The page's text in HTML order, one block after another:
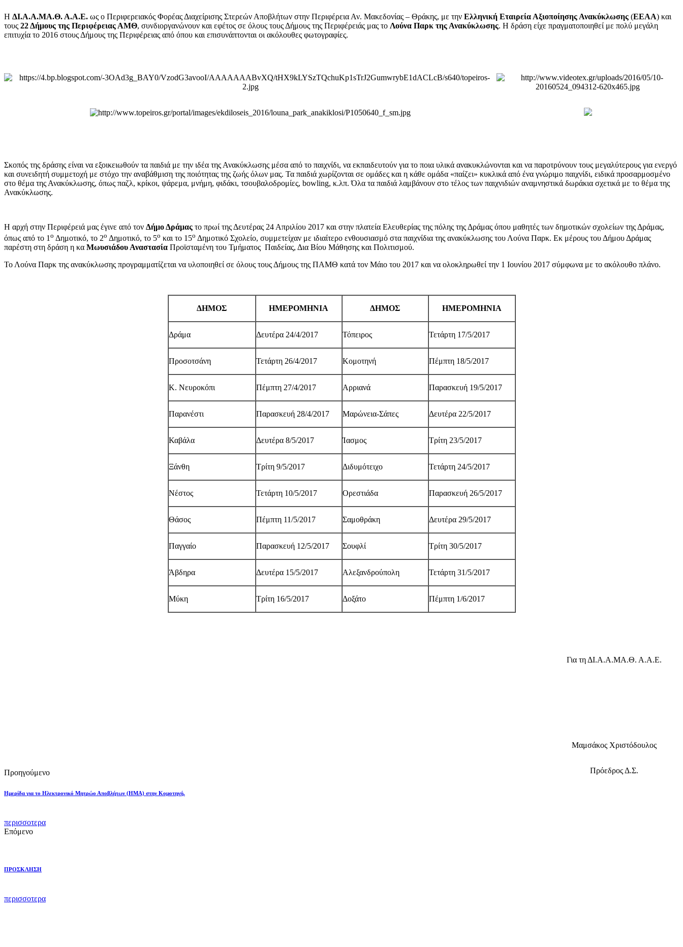
Η ΔΙ.Α.Α.ΜΑ.Θ. Α.Α.Ε. ως ο Περιφερειακός Φορέας Διαχείρισης Στερεών Αποβλήτων στην Περιφέρεια Αν. Μακεδονίας – Θράκης, με την Ελληνική Εταιρεία Αξιοποίησης Ανακύκλωσης (ΕΕΑΑ) και
τους 22 Δήμους της Περιφέρειας ΑΜΘ, συνδιοργανώνουν και εφέτος σε όλους τους Δήμους της Περιφέρειάς μας το Λούνα Παρκ της Ανακύκλωσης. Η δράση είχε πραγματοποιηθεί με πολύ μεγάλη
επιτυχία το 2016 στους Δήμους της Περιφέρειας από όπου και επισυνάπτονται οι ακόλουθες φωτογραφίες.
Σκοπός της δράσης είναι να εξοικειωθούν τα παιδιά με την ιδέα της Ανακύκλωσης μέσα από το παιχνίδι, να εκπαιδευτούν για το ποια υλικά ανακυκλώνονται και να παροτρύνουν τους μεγαλύτερους για ενεργό
και συνειδητή συμμετοχή με στόχο την αναβάθμιση της ποιότητας της ζωής όλων μας. Τα παιδιά χωρίζονται σε ομάδες και η κάθε ομάδα «παίζει» κυκλικά από ένα γνώριμο παιχνίδι, ειδικά προσαρμοσμένο
στο θέμα της Ανακύκλωσης, όπως παζλ, κρίκοι, ψάρεμα, μνήμη, φιδάκι, τσουβαλοδρομίες, bowling, κ.λπ. Όλα τα παιδιά λαμβάνουν στο τέλος των παιχνιδιών αναμνηστικά δωράκια σχετικά με το θέμα της
Ανακύκλωσης.
Η αρχή στην Περιφέρειά μας έγινε από τον Δήμο Δράμας το πρωί της Δευτέρας 24 Απριλίου 2017 και στην πλατεία Ελευθερίας της πόλης της Δράμας όπου μαθητές των δημοτικών σχολείων της Δράμας,
όπως από το 1 ο Δημοτικό, το 2ο Δημοτικό, το 5ο και το 15ο Δημοτικό Σχολείο, συμμετείχαν με ιδιαίτερο ενθουσιασμό στα παιχνίδια της ανακύκλωσης του Λούνα Παρκ. Εκ μέρους του Δήμου Δράμας
παρέστη στη δράση η κα Μωυσιάδου Αναστασία Προϊσταμένη του Τμήματος Παιδείας, Δια Βίου Μάθησης και Πολιτισμού.
Το Λούνα Παρκ της ανακύκλωσης προγραμματίζεται να υλοποιηθεί σε όλους τους Δήμους της ΠΑΜΘ κατά τον Μάιο του 2017 και να ολοκληρωθεί την 1 Ιουνίου 2017 σύμφωνα με το ακόλουθο πλάνο.
ΔΗΜΟΣ ΗΜΕΡΟΜΗΝΙΑ ΔΗΜΟΣ ΗΜΕΡΟΜΗΝΙΑ
Δράμα Δευτέρα 24/4/2017 Τόπειρος Τετάρτη 17/5/2017
Προσοτσάνη Τετάρτη 26/4/2017 Κομοτηνή Πέμπτη 18/5/2017
Κ. Νευροκόπι Πέμπτη 27/4/2017 Αρριανά Παρασκευή 19/5/2017
Παρανέστι Παρασκευή 28/4/2017 Μαρώνεια-Σάπες Δευτέρα 22/5/2017
Καβάλα Δευτέρα 8/5/2017 Ίασμος Τρίτη 23/5/2017
Ξάνθη Τρίτη 9/5/2017 Διδυμότειχο Τετάρτη 24/5/2017
Νέστος Τετάρτη 10/5/2017 Ορεστιάδα Παρασκευή 26/5/2017
Θάσος Πέμπτη 11/5/2017 Σαμοθράκη Δευτέρα 29/5/2017
Παγγαίο Παρασκευή 12/5/2017 Σουφλί Τρίτη 30/5/2017
Άβδηρα Δευτέρα 15/5/2017 Αλεξανδρούπολη Τετάρτη 31/5/2017
Μύκη Τρίτη 16/5/2017 Δοξάτο Πέμπτη 1/6/2017
Για τη ΔΙ.Α.Α.ΜΑ.Θ. Α.Α.Ε.
Μαμσάκος Χριστόδουλος
Πρόεδρος Δ.Σ.
Προηγούμενο
Ημερίδα για το Ηλεκτρονικό Μητρώο Αποβλήτων (ΗΜΑ) στην Κομοτηνή.
περισσοτερα
Επόμενο
ΠΡΟΣΚΛΗΣΗ
περισσοτερα